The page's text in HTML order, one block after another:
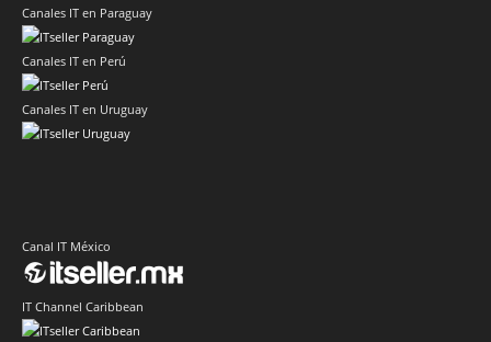
Canales IT en Paraguay
Canales IT en Perú
Canales IT en Uruguay
Canal IT México
IT Channel Caribbean